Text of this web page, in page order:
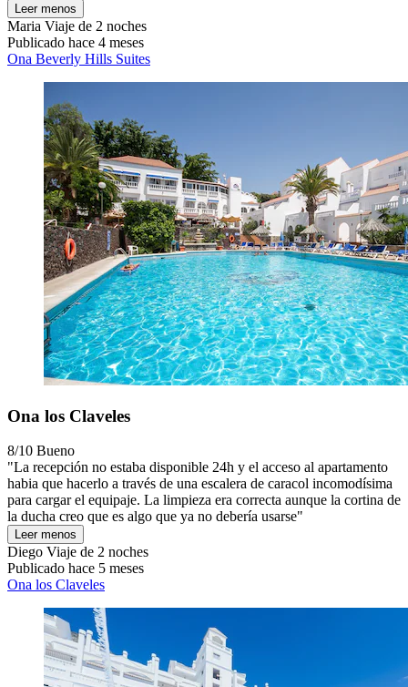
Leer menos
Maria Viaje de 2 noches
Publicado hace 4 meses
Ona Beverly Hills Suites
Ona los Claveles
8/10 Bueno
"La recepción no estaba disponible 24h y el acceso al apartamento
habia que hacerlo a través de una escalera de caracol incomodísima
para cargar el equipaje. La limpieza era correcta aunque la cortina de
la ducha creo que es algo que ya no debería usarse"
Leer menos
Diego Viaje de 2 noches
Publicado hace 5 meses
Ona los Claveles